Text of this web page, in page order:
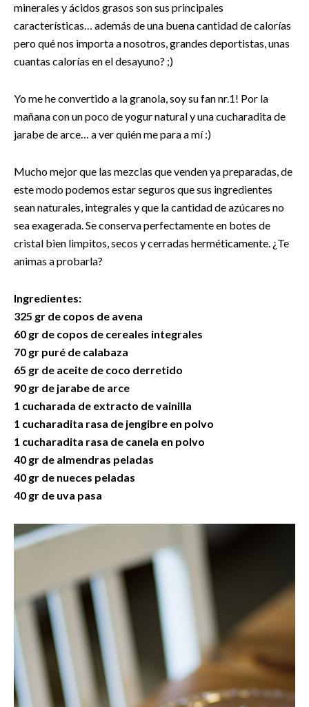
minerales y ácidos grasos son sus principales
características… además de una buena cantidad de calorías
pero qué nos importa a nosotros, grandes deportistas, unas
cuantas calorías en el desayuno? ;)
Yo me he convertido a la granola, soy su fan nr.1! Por la
mañana con un poco de yogur natural y una cucharadita de
jarabe de arce… a ver quién me para a mí :)
Mucho mejor que las mezclas que venden ya preparadas, de
este modo podemos estar seguros que sus ingredientes
sean naturales, integrales y que la cantidad de azúcares no
sea exagerada. Se conserva perfectamente en botes de
cristal bien limpitos, secos y cerradas herméticamente. ¿Te
animas a probarla?
Ingredientes:
325 gr de copos de avena
60 gr de copos de cereales integrales
70 gr puré de calabaza
65 gr de aceite de coco derretido
90 gr de jarabe de arce
1 cucharada de extracto de vainilla
1 cucharadita rasa de jengibre en polvo
1 cucharadita rasa de canela en polvo
40 gr de almendras peladas
40 gr de nueces peladas
40 gr de uva pasa